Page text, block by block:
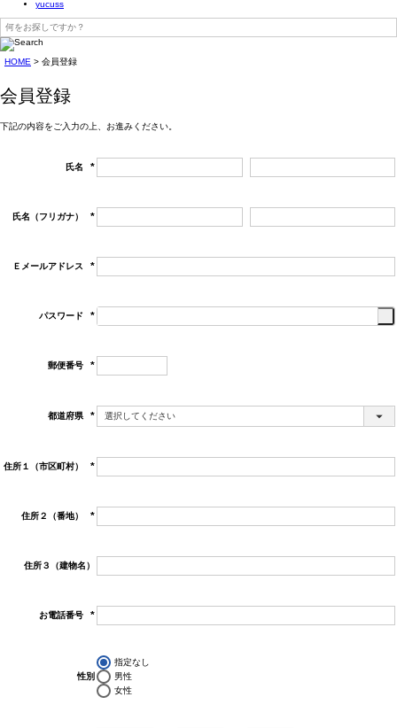
yucuss
HOME 会員登録
会員登録
下記の内容をご入力の上、お進みください。
氏名
(必
氏名（フリガナ）
(必
Ｅメールアドレス
(必
パスワード
郵便番号
(必
都道府県
(必
住所１（市区町村）
(必
住所２（番地）
(必
住所３（建物名）
お電話番号
(必
性別
指定なし
男性
女性